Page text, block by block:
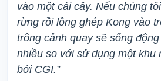
vào một cái cây. Nếu chúng
rừng rồi lồng ghép Kong vào
trông cảnh quay sẽ sống
nhiều so với sử dụng một khu
bởi CGI.”